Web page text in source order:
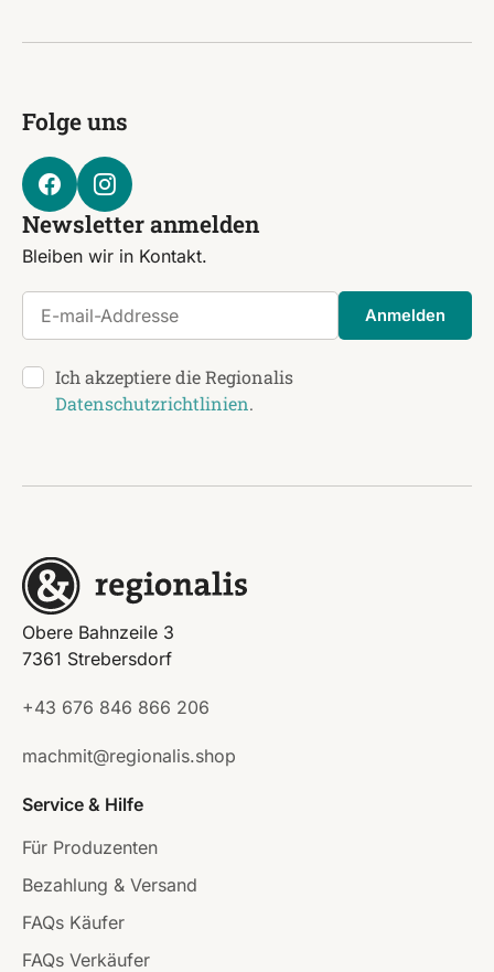
Folge uns
Newsletter anmelden
Bleiben wir in Kontakt.
E-mail-Addresse
Anmelden
Ich akzeptiere die Regionalis
Datenschutzrichtlinien.
Obere Bahnzeile 3
7361 Strebersdorf
+43 676 846 866 206
machmit@regionalis.shop
Service & Hilfe
Für Produzenten
Bezahlung & Versand
FAQs Käufer
FAQs Verkäufer